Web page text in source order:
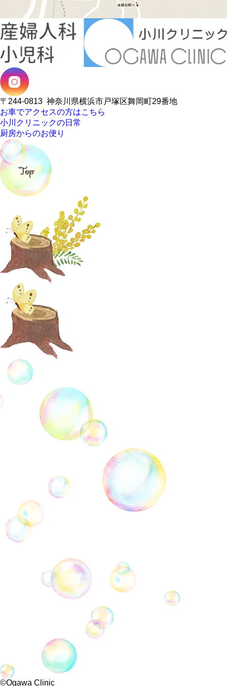
〒244-0813 神奈川県横浜市戸塚区舞岡町29番地
お車でアクセスの方はこちら
小川クリニックの日常
厨房からのお便り
©Ogawa Clinic